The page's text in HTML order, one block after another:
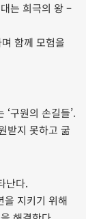
는 희극의 왕 –
며 함께 모험을
구원의 손길들’.
받지 못하고 굶
난다.
을 지키기 위해